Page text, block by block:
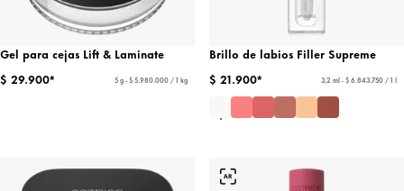
Gel para cejas Lift & Laminate
$ 29.900*
5 g - $ 5.980.000 / 1 kg
Brillo de labios Filler Supreme
$ 21.900*
3,2 ml - $ 6.843.750 / 1 l